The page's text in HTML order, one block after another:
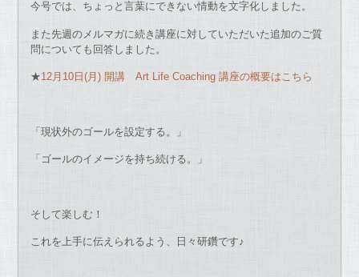
今号では、ちょっと言葉にできない情動を文字化しました。
また先週のメルマガに続き講座に対していただいた追加のご質
問についても回答しました。
★12月10日(月) 開講 Art Life Coaching 講座の概要はこちら
「現状外のゴールを設定する。」
「ゴールのイメージを持ち続ける。」
そして楽しむ！
これを上手に伝えられるよう、日々研鑽です♪